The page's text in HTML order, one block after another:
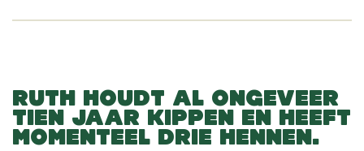
RUTH HOUDT AL ONGEVEER
TIEN JAAR KIPPEN EN HEEFT
MOMENTEEL DRIE HENNEN.